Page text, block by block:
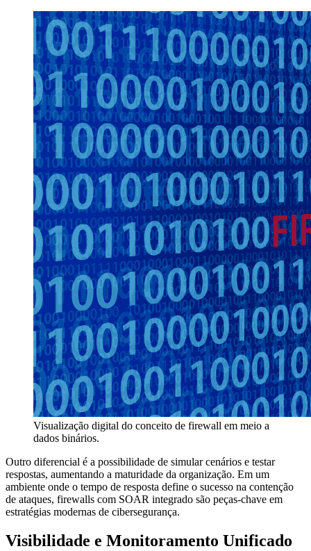
Visualização digital do conceito de firewall em meio a
dados binários.
Outro diferencial é a possibilidade de simular cenários e testar
respostas, aumentando a maturidade da organização. Em um
ambiente onde o tempo de resposta define o sucesso na contenção
de ataques, firewalls com SOAR integrado são peças-chave em
estratégias modernas de cibersegurança.
Visibilidade e Monitoramento Unificado